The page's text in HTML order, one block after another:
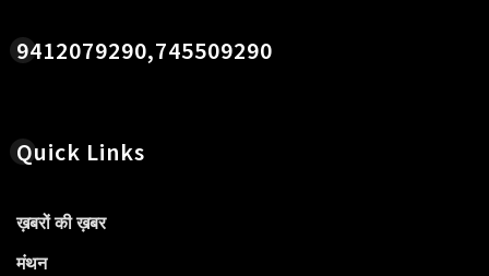
9412079290,745509290
Quick Links
ख़बरों की ख़बर
मंथन